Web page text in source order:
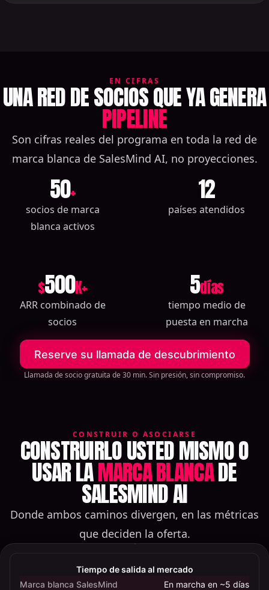
EN CIFRAS
UNA RED DE SOCIOS QUE YA GENERA
PIPELINE
Son cifras reales del programa en toda la red de
marca blanca de SalesMind AI, no proyecciones.
50+
socios de marca
blanca activos
12
países atendidos
$500K+
ARR combinado de
socios
5días
tiempo medio de
puesta en marcha
Reserve su llamada de descubrimiento
Llamada de socio gratuita de 30 min. Sin presión, sin compromiso.
CONSTRUIR O ASOCIARSE
CONSTRUIRLO USTED MISMO O
USAR LAMARCA BLANCADE
SALESMIND AI
Donde ambos caminos divergen, en las métricas
que deciden la oferta.
Comparación
construir
Tiempo de salida al mercado
Marca blanca SalesMind
En marcha en ~5 días